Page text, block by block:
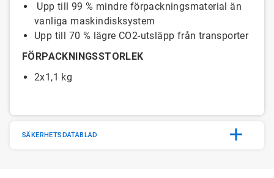
Upp till 99 % mindre förpackningsmaterial än
vanliga maskindisksystem
Upp till 70 % lägre CO2-utsläpp från transporter
FÖRPACKNINGSSTORLEK
2x1,1 kg
SÄKERHETSDATABLAD